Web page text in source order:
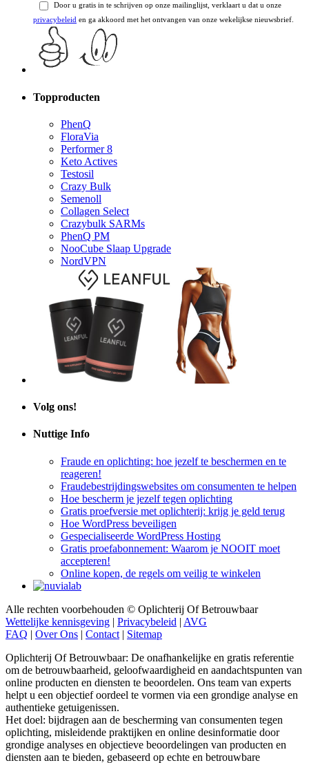
Door u gratis in te schrijven op onze mailinglijst, verklaart u dat u onze
privacybeleid en ga akkoord met het ontvangen van onze wekelijkse nieuwsbrief.
Topproducten
PhenQ
FloraVia
Performer 8
Keto Actives
Testosil
Crazy Bulk
Semenoll
Collagen Select
Crazybulk SARMs
PhenQ PM
NooCube Slaap Upgrade
NordVPN
Volg ons!
Nuttige Info
Fraude en oplichting: hoe jezelf te beschermen en te
reageren!
Fraudebestrijdingswebsites om consumenten te helpen
Hoe bescherm je jezelf tegen oplichting
Gratis proefversie met oplichterij: krijg je geld terug
Hoe WordPress beveiligen
Gespecialiseerde WordPress Hosting
Gratis proefabonnement: Waarom je NOOIT moet
accepteren!
Online kopen, de regels om veilig te winkelen
Alle rechten voorbehouden © Oplichterij Of Betrouwbaar
Wettelijke kennisgeving | Privacybeleid | AVG
FAQ | Over Ons | Contact | Sitemap
Oplichterij Of Betrouwbaar: De onafhankelijke en gratis referentie
om de betrouwbaarheid, geloofwaardigheid en aandachtspunten van
online producten en diensten te beoordelen. Ons team van experts
helpt u een objectief oordeel te vormen via een grondige analyse en
authentieke getuigenissen.
Het doel: bijdragen aan de bescherming van consumenten tegen
oplichting, misleidende praktijken en online desinformatie door
grondige analyses en objectieve beoordelingen van producten en
diensten aan te bieden, gebaseerd op echte en betrouwbare